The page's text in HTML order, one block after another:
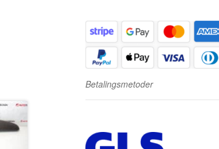
Betalingsmetoder